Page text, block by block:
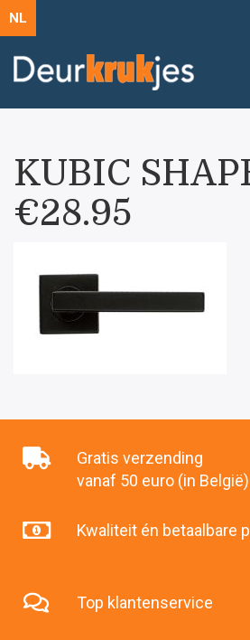
NL
KUBIC
€28.95
Gratis verzending
vanaf 50 euro (in België)
Kwaliteit én betaalbare
Top klantenservice